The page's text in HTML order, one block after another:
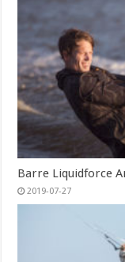
Barre Liquidforce
2019-07-27